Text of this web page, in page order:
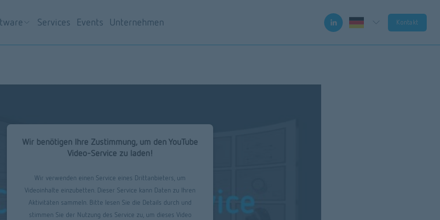
Services Events Unternehmen Kontakt
Wir benötigen Ihre Zustimmung, um den YouTube
Video-Service zu laden!
Wir verwenden einen Service eines Drittanbieters, um
Videoinhalte einzubetten. Dieser Service kann Daten zu Ihren
Aktivitäten sammeln. Bitte lesen Sie die Details durch und
stimmen Sie der Nutzung des Service zu, um dieses Video